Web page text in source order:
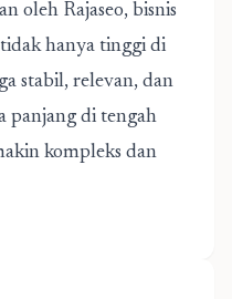
oleh Rajaseo, bisnis
hanya tinggi di
stabil, relevan, dan
panjang di tengah
kompleks dan